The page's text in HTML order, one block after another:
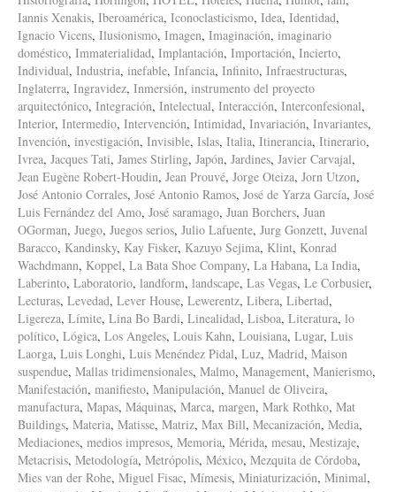
Iannis Xenakis, Iberoamérica, Iconoclasticismo, Idea, Identidad,
Ignacio Vicens, Ilusionismo, Imagen, Imaginación, imaginario
doméstico, Immaterialidad, Implantación, Importación, Incierto,
Individual, Industria, inefable, Infancia, Infinito, Infraestructuras,
Inglaterra, Ingravidez, Inmersión, instrumento del proyecto
arquitectónico, Integración, Intelectual, Interacción, Interconfesional,
Interior, Intermedio, Intervención, Intimidad, Invariación, Invariantes,
Invención, investigación, Invisible, Islas, Italia, Itinerancia, Itinerario,
Ivrea, Jacques Tati, James Stirling, Japón, Jardines, Javier Carvajal,
Jean Eugène Robert-Houdin, Jean Prouvé, Jorge Oteiza, Jorn Utzon,
José Antonio Corrales, José Antonio Ramos, José de Yarza García, José
Luis Fernández del Amo, José saramago, Juan Borchers, Juan
OGorman, Juego, Juegos serios, Julio Lafuente, Jurg Gonzett, Juvenal
Baracco, Kandinsky, Kay Fisker, Kazuyo Sejima, Klint, Konrad
Wachdmann, Koppel, La Bata Shoe Company, La Habana, La India,
Laberinto, Laboratorio, landform, landscape, Las Vegas, Le Corbusier,
Lecturas, Levedad, Lever House, Lewerentz, Libera, Libertad,
Ligereza, Límite, Lina Bo Bardi, Linealidad, Lisboa, Literatura, lo
político, Lógica, Los Angeles, Louis Kahn, Louisiana, Lugar, Luis
Laorga, Luis Longhi, Luis Menéndez Pidal, Luz, Madrid, Maison
suspendue, Mallas tridimensionales, Malmo, Management, Manierismo,
Manifestación, manifiesto, Manipulación, Manuel de Oliveira,
manufactura, Mapas, Máquinas, Marca, margen, Mark Rothko, Mat
Buildings, Materia, Matisse, Matriz, Max Bill, Mecanización, Media,
Mediaciones, medios impresos, Memoria, Mérida, mesau, Mestizaje,
Metacrisis, Metodología, Metrópolis, México, Mezquita de Córdoba,
Mies van der Rohe, Miguel Fisac, Mímesis, Miniaturización, Minimal,